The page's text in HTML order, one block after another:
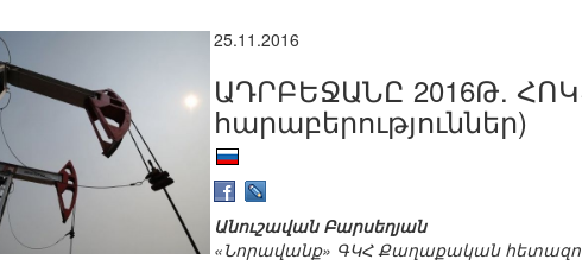
25.11.2016
ԱԴՐԲԵՋԱՆԸ 2016Թ.
հարաբերություններ)
Անուշավան Բարսեղյան
«Նորավանք» ԳԿՀ Քաղաքական